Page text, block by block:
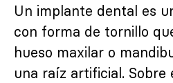
Un implante dental es
con forma de tornillo
hueso maxilar o
una raíz artificial. Sobre